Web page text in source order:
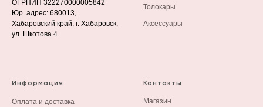
ОГРНИП 322270000005842
Юр. адрес: 680013,
Хабаровский край, г. Хабаровск,
ул. Шкотова 4
Толокары
Аксессуары
Информация
Оплата и доставка
Контакты
Магазин